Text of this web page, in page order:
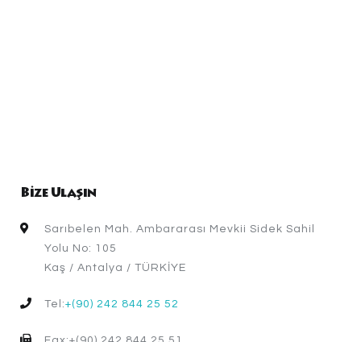
Bize Ulaşın
Sarıbelen Mah. Ambararası Mevkii Sidek Sahil
Yolu No: 105
Kaş / Antalya / TÜRKİYE
Tel:+(90) 242 844 25 52